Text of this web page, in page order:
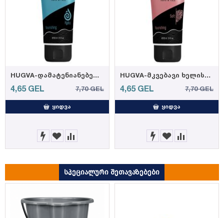
HUGVA-დამატენიანებელი ხელისა და სახის კრემი 100მლ (12)
4,65 GEL 7,70 GEL
ᲧᲘᲓᲕᲐ
HUGVA-მკვებავი ხელისა და სახის კრემი 100მლ (12)
4,65 GEL 7,70 GEL
ᲧᲘᲓᲕᲐ
სპეციალური შეთავაზებები